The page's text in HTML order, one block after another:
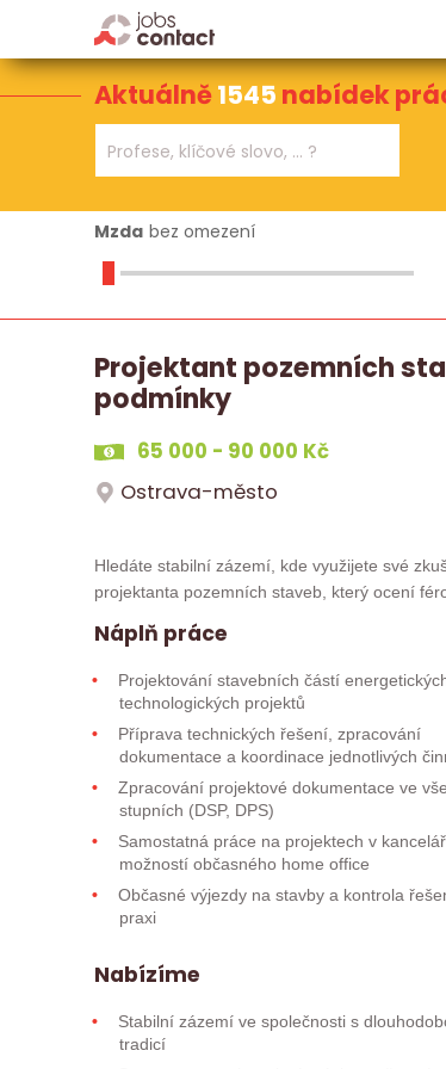
Aktuálně1545 nabídek
Mzda bez omezení
Projektant pozemních
podmínky
65 000 - 90 000 Kč
Ostrava-město
Hledáte stabilní zázemí, kde využijete své
projektanta pozemních staveb, který ocení
Náplň práce
Projektování stavebních částí
technologických projektů
Příprava technických řešení, zpracování
dokumentace a koordinace jednotlivých
Zpracování projektové dokumentace ve
stupních (DSP, DPS)
Samostatná práce na projektech v
možností občasného home office
Občasné výjezdy na stavby a kontrola
praxi
Nabízíme
Stabilní zázemí ve společnosti s
tradicí